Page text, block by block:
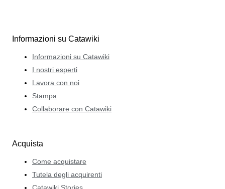
Informazioni su Catawiki
Informazioni su Catawiki
I nostri esperti
Lavora con noi
Stampa
Collaborare con Catawiki
Acquista
Come acquistare
Tutela degli acquirenti